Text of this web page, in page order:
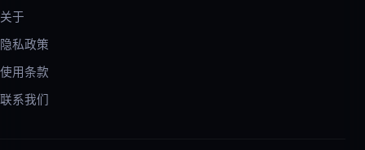
关于
隐私政策
使用条款
联系我们